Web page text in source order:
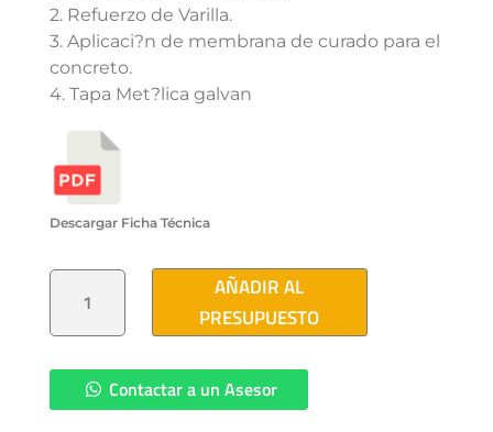
2. Refuerzo de Varilla.
3. Aplicaci?n de membrana de curado para el
concreto.
4. Tapa Met?lica galvan
Descargar Ficha Técnica
BOVEDA
TRANSFORMADOR
370X250X250
BT500A
CANTIDAD
AÑADIR AL
PRESUPUESTO
Contactar a un Asesor